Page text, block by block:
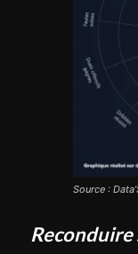
Source :
Reconduire